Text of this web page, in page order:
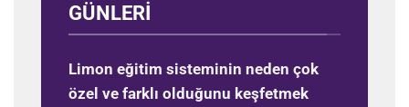
GÜNLERI
Limon eğitim sisteminin neden çok
özel ve farklı olduğunu keşfetmek